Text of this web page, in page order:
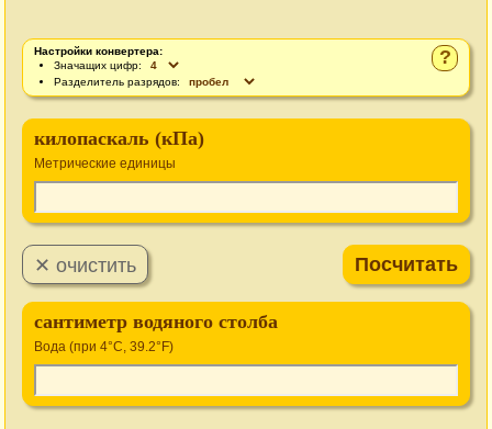
?
Настройки конвертера:
Значащих цифр:
Разделитель разрядов:
килопаскаль (кПа)
Метрические единицы
сантиметр водяного столба
Вода (при 4°C, 39.2°F)